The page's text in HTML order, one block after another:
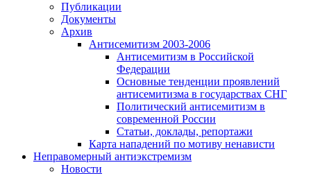
Публикации
Документы
Архив
Антисемитизм 2003-2006
Антисемитизм в Российской
Федерации
Основные тенденции проявлений
антисемитизма в государствах СНГ
Политический антисемитизм в
современной России
Статьи, доклады, репортажи
Карта нападений по мотиву ненависти
Неправомерный антиэкстремизм
Новости